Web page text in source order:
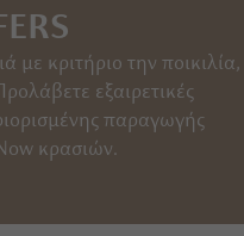
με κριτήριο την ποικιλία,
εξαιρετικές
παραγωγής
κρασιών.